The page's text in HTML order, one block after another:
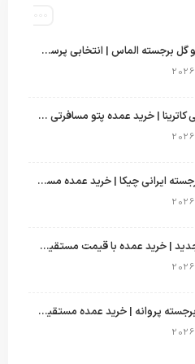
مرکز فروش انواع پتو گل برجسته الماس | انتخابی پرسود برای عمده‌فروشان
پتو گل برجسته ایرانی کاترینا | خرید عمده پتو مسافرتی با قیمت تولیدی
قیمت پتوهای گل برجسته ایرانی چیکا | خرید عمده مستقیم با سود بالا
پتو گلبافت دونفره جدید | خرید عمده با قیمت مستقیم و طرح‌های پرفروش بازار
قیمت پتو تک نفره برجسته پروانه | خرید عمده مستقیم با بهترین قیمت بازار